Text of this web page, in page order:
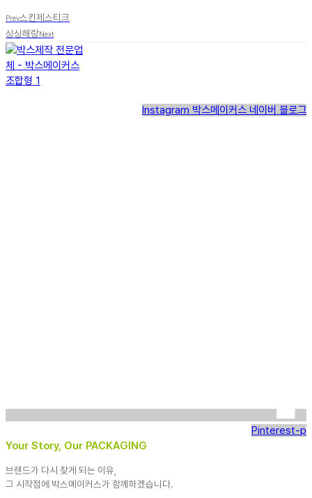
Prev스킨제스티크
싱싱해랑Next
Instagram 박스메이커스 네이버 블로그
Pinterest-p
Your Story, Our PACKAGING
브랜드가 다시 찾게 되는 이유,
그 시작점에 박스메이커스가 함께하겠습니다.